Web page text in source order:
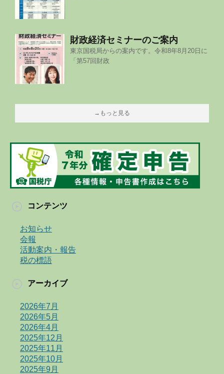
財政経済セミナーのご案内
東京国税局からの案内です。令和8年8月20日に
「第57回財政
→もっと見る
コンテンツ
お知らせ
会報
活動案内・報告
税の標語
アーカイブ
2026年7月
2026年5月
2026年4月
2025年12月
2025年11月
2025年10月
2025年9月